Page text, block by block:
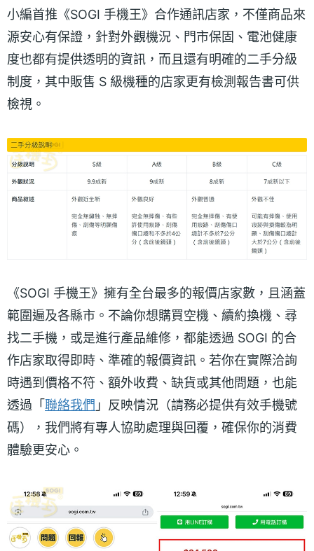
小編首推《SOGI 手機王》合作通訊店家，不僅商品來
源安心有保證，針對外觀機況、門市保固、電池健康
度也都有提供透明的資訊，而且還有明確的二手分級
制度，其中販售 S 級機種的店家更有檢測報告書可供
檢視。
《SOGI 手機王》擁有全台最多的報價店家數，且涵蓋
範圍遍及各縣市。不論你想購買空機、續約換機、尋
找二手機，或是進行產品維修，都能透過 SOGI 的合
作店家取得即時、準確的報價資訊。若你在實際洽詢
時遇到價格不符、額外收費、缺貨或其他問題，也能
透過「 聯絡我們 」反映情況（請務必提供有效手機號
碼），我們將有專人協助處理與回覆，確保你的消費
體驗更安心。